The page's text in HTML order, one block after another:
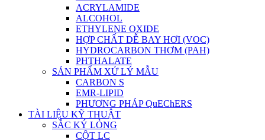
ACRYLAMIDE
ALCOHOL
ETHYLENE OXIDE
HỢP CHẤT DỄ BAY HƠI (VOC)
HYDROCARBON THƠM (PAH)
PHTHALATE
SẢN PHẨM XỬ LÝ MẪU
CARBON S
EMR-LIPID
PHƯƠNG PHÁP QuEChERS
TÀI LIỆU KỸ THUẬT
SẮC KÝ LỎNG
CỘT LC